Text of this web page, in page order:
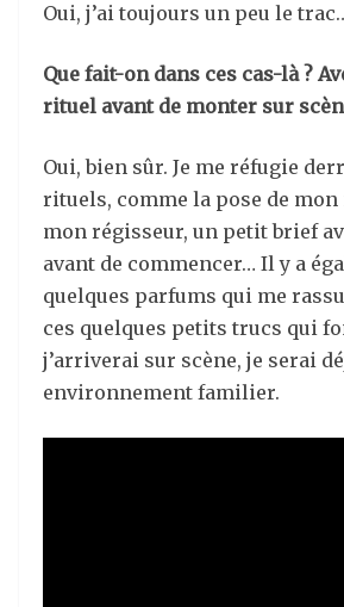
Oui, j’ai toujours un peu le
Que fait-on dans ces cas-là ?
rituel avant de monter sur
Oui, bien sûr. Je me réfugie
rituels, comme la pose de mon
mon régisseur, un petit brief
avant de commencer… Il y a
quelques parfums qui me
ces quelques petits trucs qui
j’arriverai sur scène, je serai
environnement familier.